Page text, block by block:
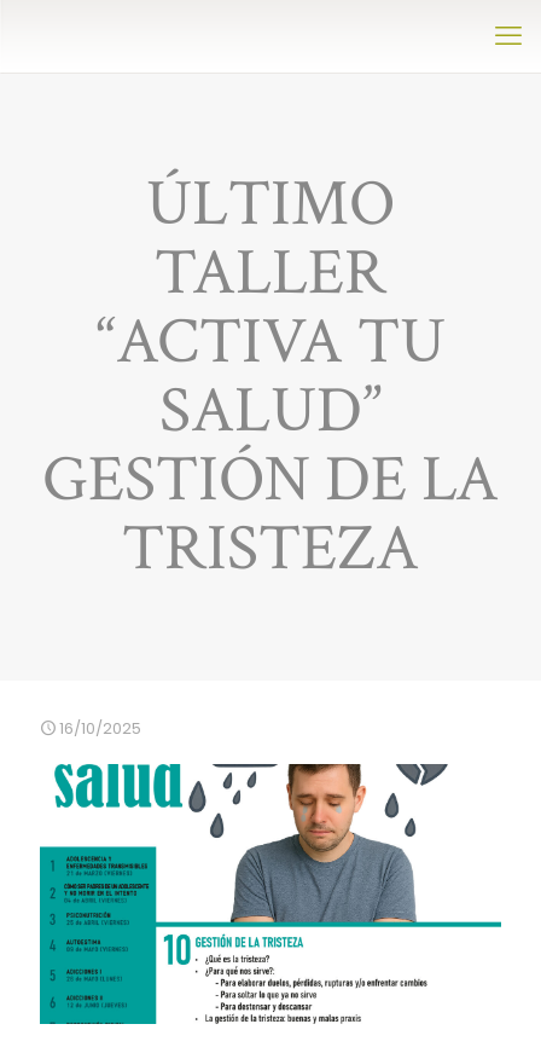
ÚLTIMO
TALLER
“ACTIVA TU
SALUD”
GESTIÓN DE LA
TRISTEZA
16/10/2025